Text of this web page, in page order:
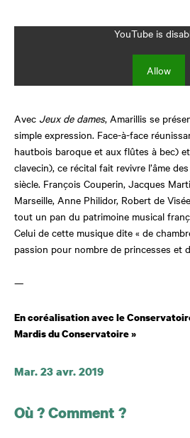
YouTube is
Allow
Avec Jeux de dames, Amarillis se
simple expression. Face-à-face
hautbois baroque et aux flûtes à bec)
clavecin), ce récital fait revivre l’âme
siècle. François Couperin, Jacques
Marseille, Anne Philidor, Robert de
tout un pan du patrimoine musical
Celui de cette musique dite « de
passion pour nombre de princesses et
—
En coréalisation avec le
Mardis du Conservatoire »
Dates et horaires
Mar. 23 avr. 2019
Où ? Comment ?